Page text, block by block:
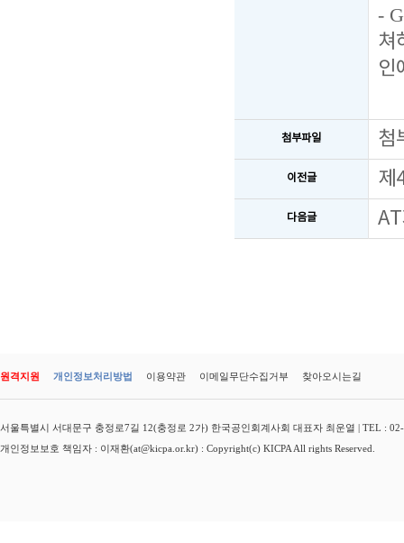
-
쳐
인
첨부파일 첨
이전글 제
다음글
원격지원 개인정보처리방법 이용약관 이메일무단수집거부 찾아오시는길
서울특별시 서대문구 충정로7길 12(충정로 2가) 한국공인회계사회 대표자 최운열 | TEL :
개인정보보호 책임자 : 이재환(at@kicpa.or.kr) : Copyright(c) KICPA All rights Reserved.